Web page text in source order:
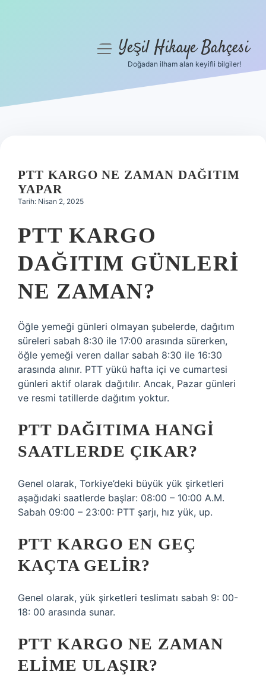
Hakkımızda
menüyüYeşil Hikaye Bahçesi
Doğadan ilham alan keyifli bilgiler!
PTT KARGO NE ZAMAN DAĞITIM
YAPAR
Tarih: Nisan 2, 2025
PTT KARGO
DAĞITIM GÜNLERI
NE ZAMAN?
Öğle yemeği günleri olmayan şubelerde, dağıtım
süreleri sabah 8:30 ile 17:00 arasında sürerken,
öğle yemeği veren dallar sabah 8:30 ile 16:30
arasında alınır. PTT yükü hafta içi ve cumartesi
günleri aktif olarak dağıtılır. Ancak, Pazar günleri
ve resmi tatillerde dağıtım yoktur.
PTT DAĞITIMA HANGI
SAATLERDE ÇIKAR?
Genel olarak, Torkiye’deki büyük yük şirketleri
aşağıdaki saatlerde başlar: 08:00 – 10:00 A.M.
Sabah 09:00 – 23:00: PTT şarjı, hız yük, up.
PTT KARGO EN GEÇ
KAÇTA GELIR?
Genel olarak, yük şirketleri teslimatı sabah 9: 00-
18: 00 arasında sunar.
PTT KARGO NE ZAMAN
ELIME ULAŞIR?